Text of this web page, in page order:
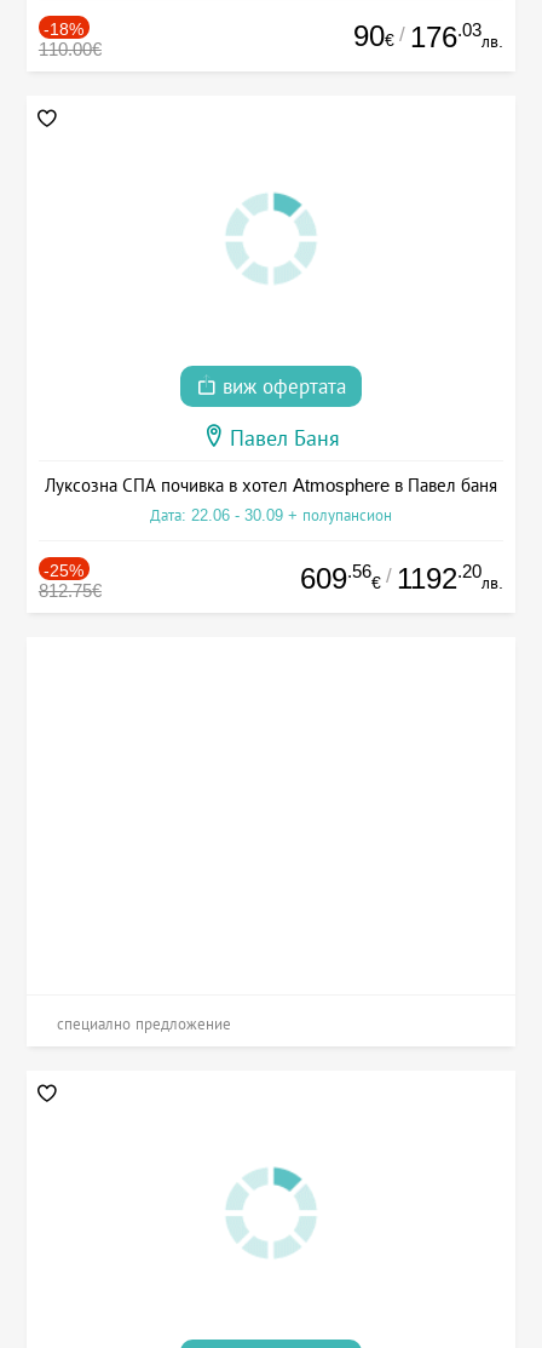
-18%
110.00€ 90€ / 176.03
лв.
виж офертата
Павел Баня
Луксозна СПА почивка в хотел Atmosphere в Павел баня
Дата: 22.06 - 30.09 + полупансион
-25%
812.75€ 609.56
€ / 1192.20
лв.
специално предложение